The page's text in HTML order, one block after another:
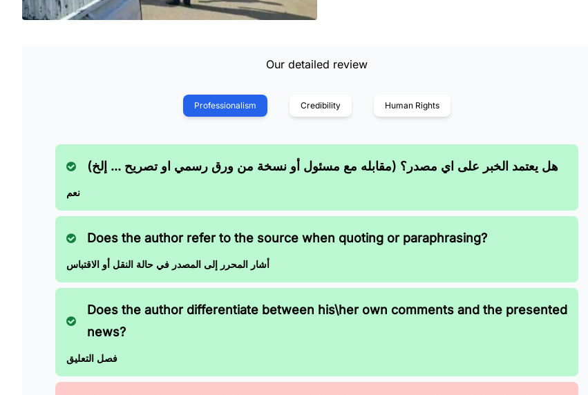
Our detailed review
Professionalism Credibility Human Rights
هل يعتمد الخبر على اي مصدر؟ (مقابله مع مسئول أو نسخة من ورق رسمي او تصريح ... إلخ)
نعم
Does the author refer to the source when quoting or paraphrasing?
أشار المحرر إلى المصدر في حالة النقل أو الاقتباس
Does the author differentiate between his\her own comments and the presented
news?
فصل التعليق